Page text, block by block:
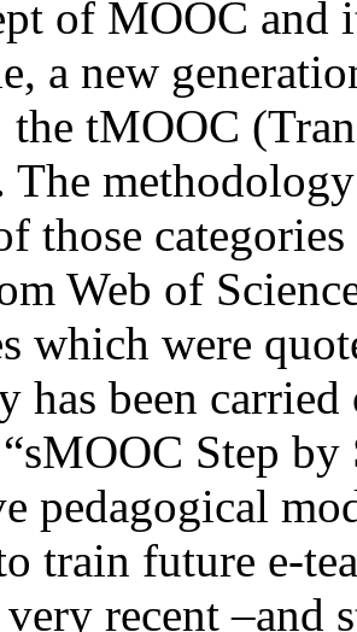
of MOOC and
a new
tMOOC
The
those
Web of
which were
has been
Step
pedagogical
train future e-
recent –and